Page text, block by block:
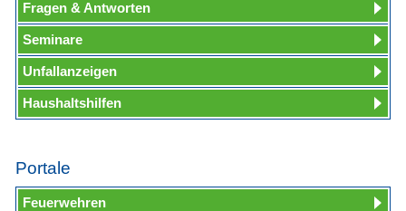
Fragen & Antworten
Seminare
Unfallanzeigen
Haushaltshilfen
Portale
Feuerwehren